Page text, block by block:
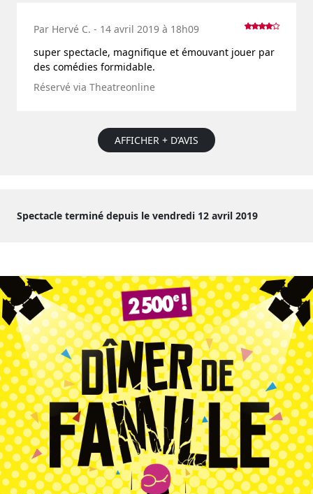
Par Hervé C. - 14 avril 2019 à 18h09
super spectacle, magnifique et émouvant jouer par
des comédies formidable.
Réservé via Theatreonline
AFFICHER + D’AVIS
Spectacle terminé depuis le vendredi 12 avril 2019